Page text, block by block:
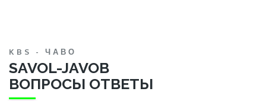
KBS - ЧАВО
SAVOL-JAVOB
ВОПРОСЫ ОТВЕТЫ